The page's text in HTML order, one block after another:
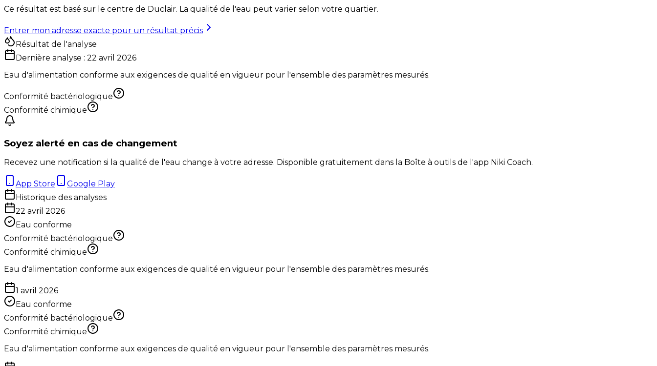
Ce résultat est basé sur le centre de Duclair. La qualité de l'eau peut varier selon votre quartier.
Entrer mon adresse exacte pour un résultat précis
Résultat de l'analyse
Dernière analyse : 22 avril 2026
Eau d'alimentation conforme aux exigences de qualité en vigueur pour l'ensemble des paramètres mesurés.
Conformité bactériologique
Conformité chimique
Soyez alerté en cas de changement
Recevez une notification si la qualité de l'eau change à votre adresse. Disponible gratuitement dans la Boîte à outils de l'app Niki Coach.
App Store
Google Play
Historique des analyses
22 avril 2026
Eau conforme
Conformité bactériologique
Conformité chimique
Eau d'alimentation conforme aux exigences de qualité en vigueur pour l'ensemble des paramètres mesurés.
1 avril 2026
Eau conforme
Conformité bactériologique
Conformité chimique
Eau d'alimentation conforme aux exigences de qualité en vigueur pour l'ensemble des paramètres mesurés.